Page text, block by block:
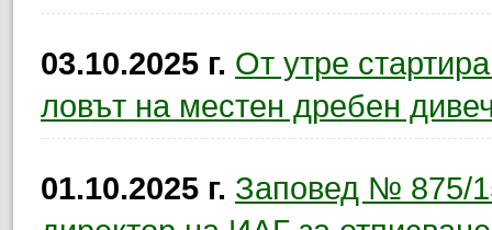
03.10.2025 г. От утре
ловът на местен дребен
01.10.2025 г. Заповед № 875/